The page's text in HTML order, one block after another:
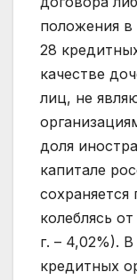
положения в
28
качестве
лиц, не
доля
капитале
колеблясь
г. – 4,02%).
кредитных